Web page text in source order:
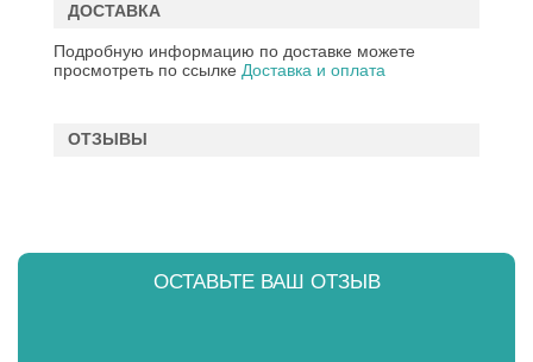
ДОСТАВКА
Подробную информацию по доставке можете
просмотреть по ссылке Доставка и оплата
ОТЗЫВЫ
ОСТАВЬТЕ ВАШ ОТЗЫВ